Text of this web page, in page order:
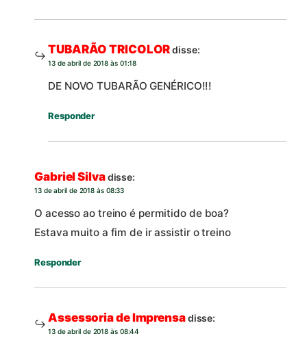
TUBARÃO TRICOLORdisse:
13 de abril de 2018 às 01:18
DE NOVO TUBARÃO GENÉRICO!!!
Responder
Gabriel Silvadisse:
13 de abril de 2018 às 08:33
O acesso ao treino é permitido de boa?
Estava muito a fim de ir assistir o treino
Responder
Assessoria de Imprensadisse:
13 de abril de 2018 às 08:44